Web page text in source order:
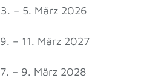
– 5. März 2026
– 11. März 2027
– 9. März 2028